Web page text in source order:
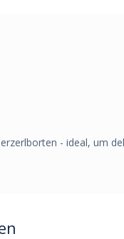
- ideal, um